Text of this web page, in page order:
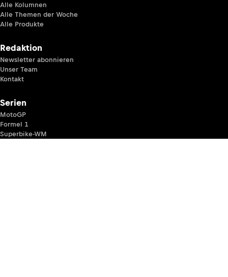
Alle Kolumnen
Alle Themen der Woche
Alle Produkte
Redaktion
Newsletter abonnieren
Unser Team
Kontakt
Serien
MotoGP
Formel 1
Superbike-WM